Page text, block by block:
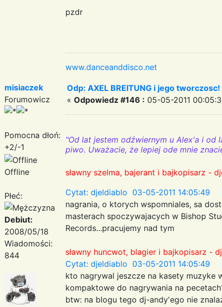
pzdr
www.danceanddisco.net
misiaczek
Forumowicz
Pomocna dłoń:
+2/-1
Offline
Płeć:
Debiut:
2008/05/18
Wiadomości:
844
Odp: AXEL BREITUNG i jego
« Odpowiedz #146 : 05-05-2011
"Od lat jestem odźwiernym u Alex'a i od
piwo. Uważacie, że lepiej ode mnie
sławny szelma, bajerant i bajkopisarz -
Cytat: djeldiablo 03-05-2011 14:05:49
nagrania, o ktorych wspomniales, sa
masterach spoczywajacych w Bishop
Records...pracujemy nad tym
sławny huncwot, blagier i bajkopisarz -
Cytat: djeldiablo 03-05-2011 14:05:49
kto nagrywal jeszcze na kasety
kompaktowe do nagrywania na
btw: na blogu tego dj-andy'ego nie